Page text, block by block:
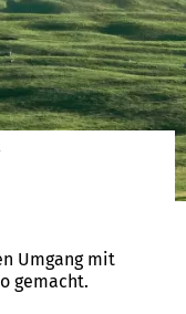
Umgang mit
gemacht.